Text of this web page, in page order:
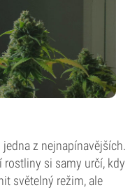
z nejnapínavějších.
rostliny si samy určí, kdy
světelný režim, ale